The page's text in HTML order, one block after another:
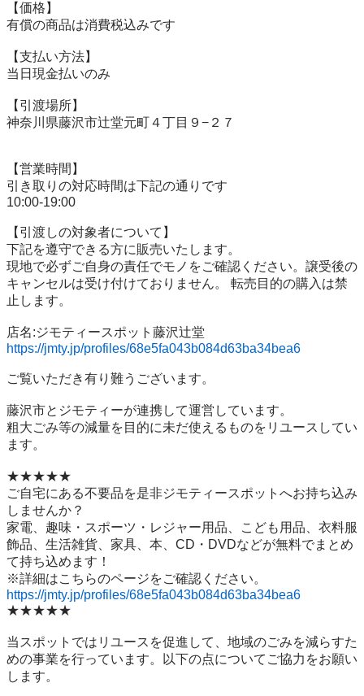
【価格】
有償の商品は消費税込みです
【⽀払い⽅法】
当⽇現⾦払いのみ
【引渡場所】
神奈川県藤沢市辻堂元町４丁目９−２７
【営業時間】
引き取りの対応時間は下記の通りです
10:00-19:00
【引渡しの対象者について】
下記を遵守できる⽅に販売いたします。
現地で必ずご⾃⾝の責任でモノをご確認ください。譲受後の
キャンセルは受け付けておりません。 転売⽬的の購⼊は禁
⽌します。
https://jmty.jp/profiles/68e5fa043b084d63ba34bea6
ご覧いただき有り難うございます。
藤沢市とジモティーが連携して運営しています。
粗⼤ごみ等の減量を⽬的に未だ使えるものをリユースしてい
ます。
★★★★★
ご自宅にある不要品を是非ジモティースポットへお持ち込み
しませんか？
家電、趣味・スポーツ・レジャー用品、こども用品、衣料服
飾品、生活雑貨、家具、本、CD・DVDなどが無料でまとめ
て持ち込めます！
https://jmty.jp/profiles/68e5fa043b084d63ba34bea6
★★★★★
当スポットではリユースを促進して、地域のごみを減らすた
めの事業を行っています。以下の点についてご協力をお願い
します。